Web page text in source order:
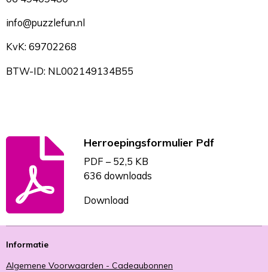
info@puzzlefun.nl
KvK: 69702268
BTW-ID: NL002149134B55
Herroepingsformulier Pdf
PDF – 52,5 KB
636 downloads
Download
Informatie
Algemene Voorwaarden - Cadeaubonnen